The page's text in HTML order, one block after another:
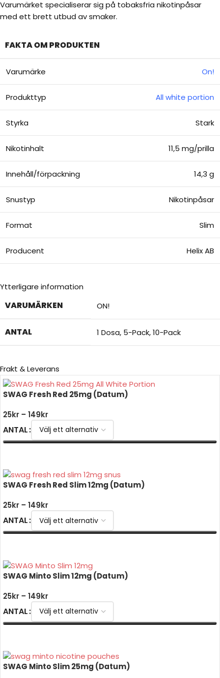
Varumärket specialiserar sig på tobaksfria nikotinpåsar
med ett brett utbud av smaker.
FAKTA OM PRODUKTEN
Varumärke On!
Produkttyp All white portion
Styrka Stark
Nikotinhalt 11,5 mg/prilla
Innehåll/förpackning 14,3 g
Snustyp Nikotinpåsar
Format Slim
Producent Helix AB
Ytterligare information
VARUMÄRKEN ON!
ANTAL 1 Dosa, 5-Pack,10-Pack
Frakt & Leverans
SWAG Fresh Red 25mg (Datum)
25kr – 149kr
ANTAL
SWAG Fresh Red Slim 12mg (Datum)
25kr – 149kr
ANTAL
SWAG Minto Slim 12mg (Datum)
25kr – 149kr
ANTAL
SWAG Minto Slim 25mg (Datum)